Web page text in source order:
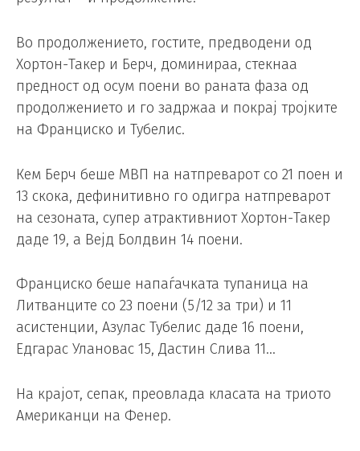
Во продолжението, гостите, предводени од
Хортон-Такер и Берч, доминираа, стекнаа
предност од осум поени во раната фаза од
продолжението и го задржаа и покрај тројките
на Франциско и Тубелис.
Кем Берч беше MВП на натпреварот со 21 поен и
13 скока, дефинитивно го одигра натпреварот
на сезоната, супер атрактивниот Хортон-Такер
даде 19, а Вејд Болдвин 14 поени.
Франциско беше напаѓачката тупаница на
Литванците со 23 поени (5/12 за три) и 11
асистенции, Азулас Тубелис даде 16 поени,
Едгарас Улановас 15, Дастин Слива 11…
На крајот, сепак, преовлада класата на триото
Американци на Фенер.